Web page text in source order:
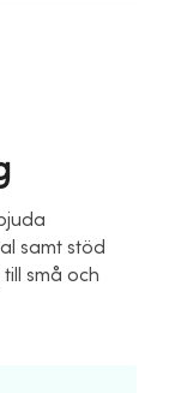
samt stöd
små och